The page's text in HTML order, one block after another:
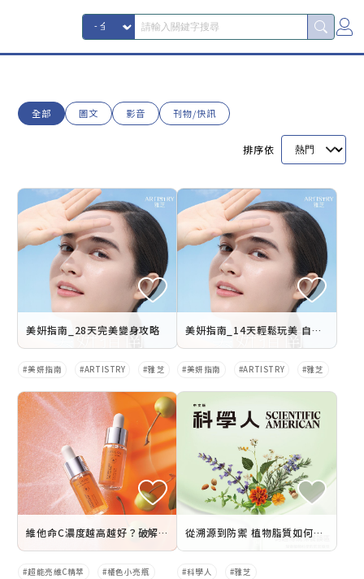
全部 圖文 影音 刊物/快訊
排序依
美妍指南_28天完美變身攻略
美妍指南 ARTISTRY 雅芝
美妍指南_14天輕鬆玩美 自信進階
美妍指南 ARTISTRY 雅芝
維他命C濃度越高越好？破解3大維C精華迷思，一次搞懂如何正確使用維C精華
超能亮維C精萃 橘色小亮瓶
從溯源到防禦 植物脂質如何重構肌膚邊界？
科學人 雅芝